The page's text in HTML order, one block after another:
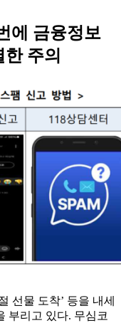
에 금융정보
주의
선물 도착’ 등을 내세
부리고 있다. 무심코